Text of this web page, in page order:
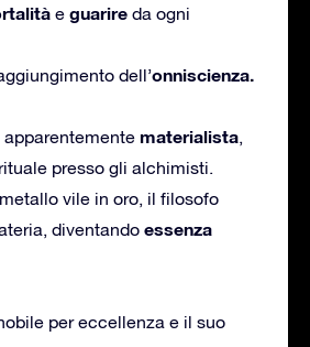
e guarire da ogni
dell’onniscienza.
materialista,
presso gli alchimisti.
vile in oro, il filosofo
diventando essenza
per eccellenza e il suo